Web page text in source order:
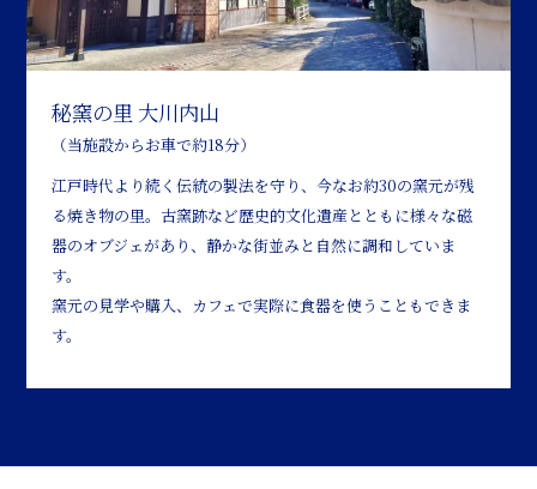
秘窯の里 大川内山
（当施設からお車で約18分）
江戸時代より続く伝統の製法を守り、今なお約30の窯元が残
る焼き物の里。古窯跡など歴史的文化遺産とともに様々な磁
器のオブジェがあり、静かな街並みと自然に調和していま
す。
窯元の見学や購入、カフェで実際に食器を使うこともできま
す。